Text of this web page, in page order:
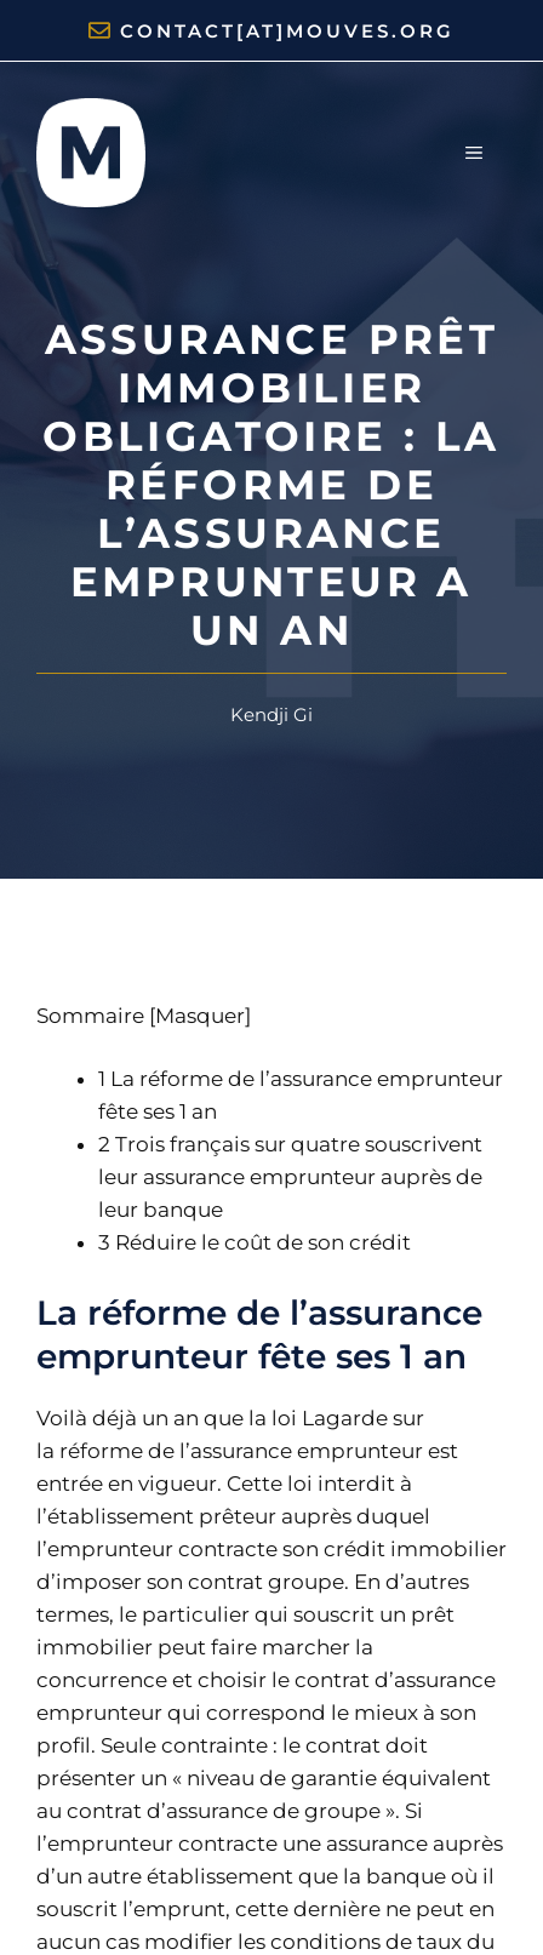
CONTACT[AT]MOUVES.ORG
MENU
ASSURANCE PRÊT
IMMOBILIER
OBLIGATOIRE : LA
RÉFORME DE
L’ASSURANCE
EMPRUNTEUR A
UN AN
Kendji Gi
Sommaire [Masquer]
1 La réforme de l’assurance emprunteur
fête ses 1 an
2 Trois français sur quatre souscrivent
leur assurance emprunteur auprès de
leur banque
3 Réduire le coût de son crédit
La réforme de l’assurance
emprunteur fête ses 1 an
Voilà déjà un an que la loi Lagarde sur
la réforme de l’assurance emprunteur est
entrée en vigueur. Cette loi interdit à
l’établissement prêteur auprès duquel
l’emprunteur contracte son crédit immobilier
d’imposer son contrat groupe. En d’autres
termes, le particulier qui souscrit un prêt
immobilier peut faire marcher la
concurrence et choisir le contrat d’assurance
emprunteur qui correspond le mieux à son
profil. Seule contrainte : le contrat doit
présenter un « niveau de garantie équivalent
au contrat d’assurance de groupe ». Si
l’emprunteur contracte une assurance auprès
d’un autre établissement que la banque où il
souscrit l’emprunt, cette dernière ne peut en
aucun cas modifier les conditions de taux du